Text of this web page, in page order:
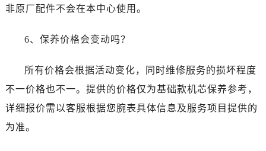
非原厂配件不会在本中心使用。
6、保养价格会变动吗？
所有价格会根据活动变化，同时维修服务的损坏程度
不一价格也不一。提供的价格仅为基础款机芯保养参考，
详细报价需以客服根据您腕表具体信息及服务项目提供的
为准。